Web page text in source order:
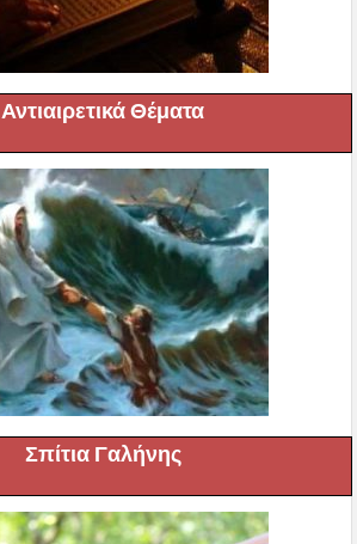
Αντιαιρετικά Θέματα
Σπίτια Γαλήνης